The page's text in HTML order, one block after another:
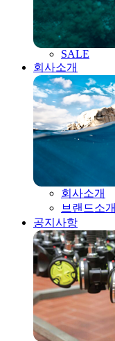
SALE
회사소개
회사소개
브랜드소개
공지사항